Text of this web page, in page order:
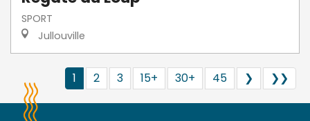
SPORT
Jullouville
1 2 3 15+ 30+ 45 ❯ ❯❯